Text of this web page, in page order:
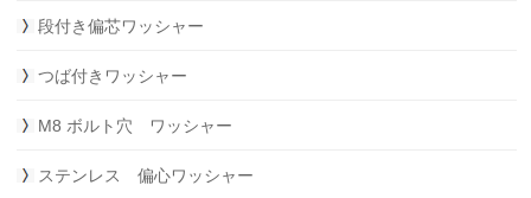
段付き偏芯ワッシャー
つば付きワッシャー
M8 ボルト穴 ワッシャー
ステンレス 偏心ワッシャー